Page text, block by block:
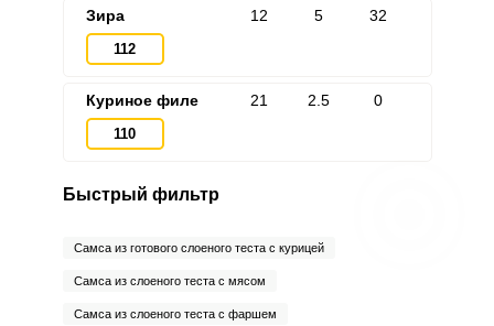
Зира
112
12 5 32
Куриное филе
110
21 2.5 0
Быстрый фильтр
Самса из готового слоеного теста с курицей
Самса из слоеного теста с мясом
Самса из слоеного теста с фаршем